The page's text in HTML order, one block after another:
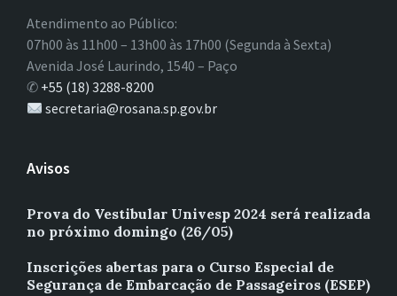
Atendimento ao Público:
07h00 às 11h00 – 13h00 às 17h00 (Segunda à Sexta)
Avenida José Laurindo, 1540 – Paço
✆ +55 (18) 3288-8200
secretaria@rosana.sp.gov.br
Avisos
Prova do Vestibular Univesp 2024 será realizada
no próximo domingo (26/05)
Inscrições abertas para o Curso Especial de
Segurança de Embarcação de Passageiros (ESEP)